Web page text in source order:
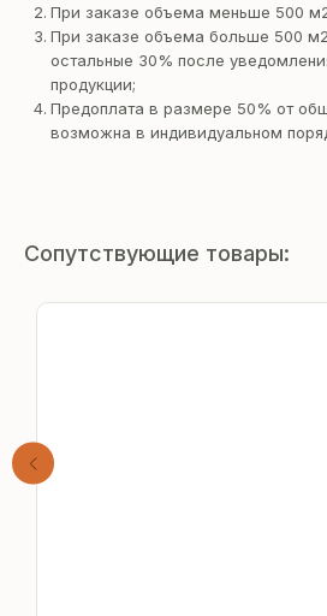
При заказе объема меньше 500
При заказе объема больше 500
остальные 30% после
продукции;
Предоплата в размере 50% от
возможна в индивидуальном
Сопутствующие товары: